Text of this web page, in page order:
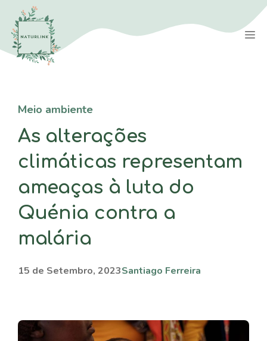
Saltar
para
conteúdo
Meio ambiente
As alterações
climáticas representam
ameaças à luta do
Quénia contra a
malária
15 de Setembro, 2023Santiago Ferreira